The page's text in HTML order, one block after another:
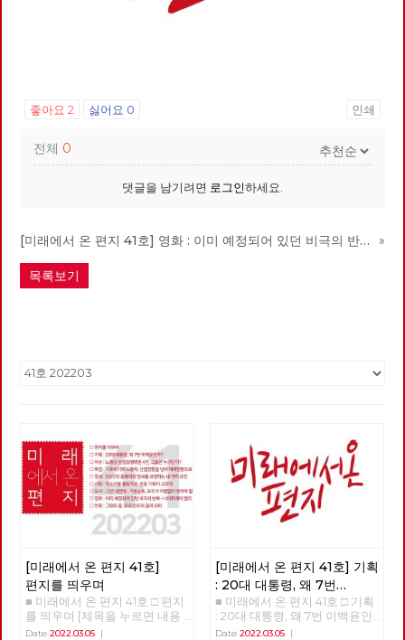
좋아요 2 싫어요 0 인쇄
전체 0
댓글을 남기려면 로그인하세요.
[미래에서 온 편지 41호] 영화 : 이미 예정되어 있던 비극의 반복 – 나이트메어 앨리 »
목록보기
[미래에서 온 편지 41호]
편지를 띄우며
■ 미래에서 온 편지 41호 □ 편지
를 띄우며 [제목을 누르면 내용
을 볼 수 있습니다.] □ 편지를 띄
Date 2022.03.05 |
[미래에서 온 편지 41호] 기획
: 20대 대통령, 왜 7번
이백윤인가? (1)
■ 미래에서 온 편지 41호 □ 기획
: 20대 대통령, 왜 7번 이백윤인
가? >>>>>> 업로드 준비중
Date 2022.03.05|